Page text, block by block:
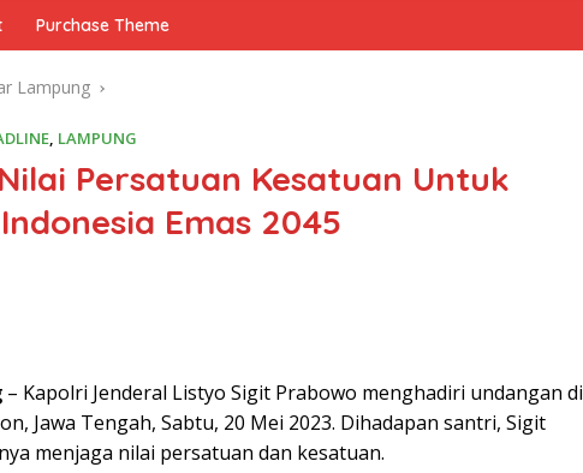
Purchase Theme
Lampung
, LAMPUNG
Persatuan Kesatuan Untuk
Emas 2045
– Kapolri Jenderal Listyo Sigit Prabowo menghadiri undangan di
Jawa Tengah, Sabtu, 20 Mei 2023. Dihadapan santri, Sigit
menjaga nilai persatuan dan kesatuan.